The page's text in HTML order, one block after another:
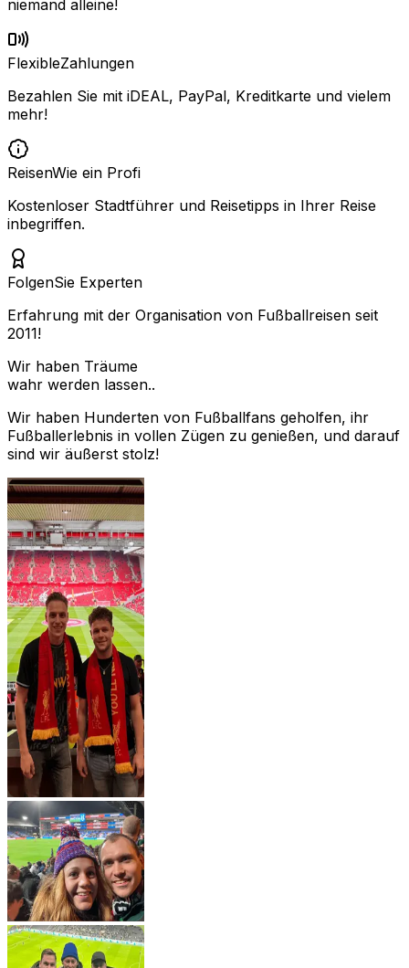
niemand alleine!
FlexibleZahlungen
Bezahlen Sie mit iDEAL, PayPal, Kreditkarte und vielem
mehr!
ReisenWie ein Profi
Kostenloser Stadtführer und Reisetipps in Ihrer Reise
inbegriffen.
FolgenSie Experten
Erfahrung mit der Organisation von Fußballreisen seit
2011!
Wir haben Träume
wahr werden lassen..
Wir haben Hunderten von Fußballfans geholfen, ihr
Fußballerlebnis in vollen Zügen zu genießen, und darauf
sind wir äußerst stolz!